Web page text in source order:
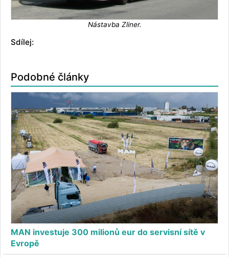
Nástavba Zliner.
Sdílej:
Podobné články
MAN investuje 300 milionů eur do servisní sítě v
Evropě